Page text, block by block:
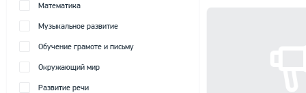
Математика
Музыкальное развитие
Обучение грамоте и письму
Окружающий мир
Развитие речи